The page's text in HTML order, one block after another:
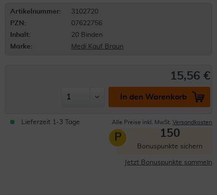
Artikelnummer:
3102720
PZN:
07622756
Inhalt:
20 Binden
Marke:
Medi Kauf Braun
15,56 €
In den Warenkorb
Lieferzeit 1-3 Tage Alle Preise inkl. MwSt. Versandkosten
P 150
Bonuspunkte sichern
Jetzt Bonuspunkte sammeln